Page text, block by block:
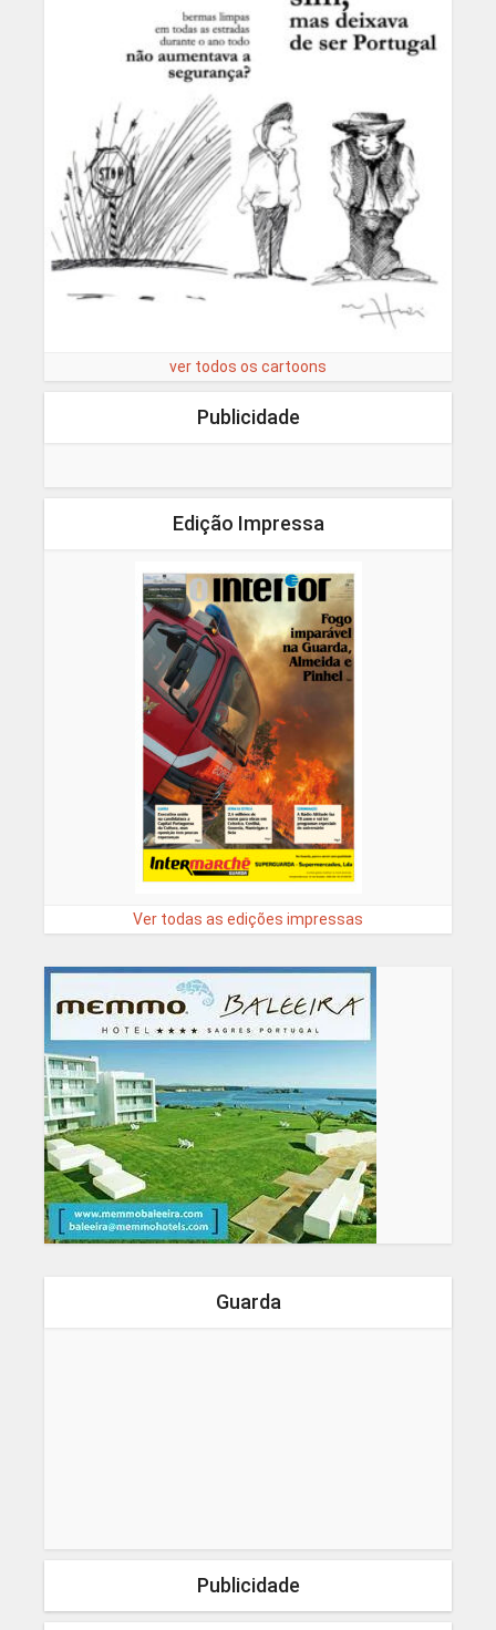
ver todos os cartoons
Publicidade
Edição Impressa
Ver todas as edições impressas
Guarda
Publicidade